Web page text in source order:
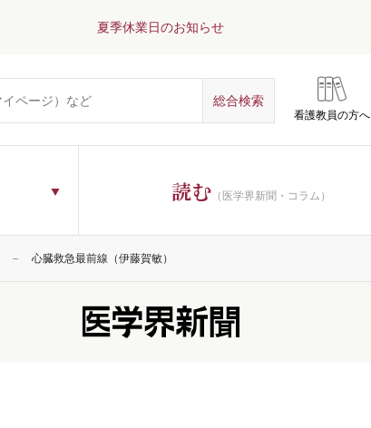
夏季休業日のお知らせ
看護教員の方へ
読む （医学界新聞・コラム）
心臓救急最前線（伊藤賀敏）